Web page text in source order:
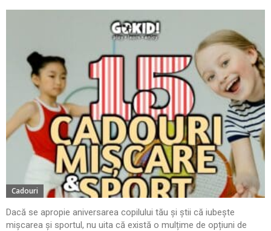
Cadouri
Dacă se apropie aniversarea copilului tău și știi că iubește
mișcarea și sportul, nu uita că există o mulțime de opțiuni de